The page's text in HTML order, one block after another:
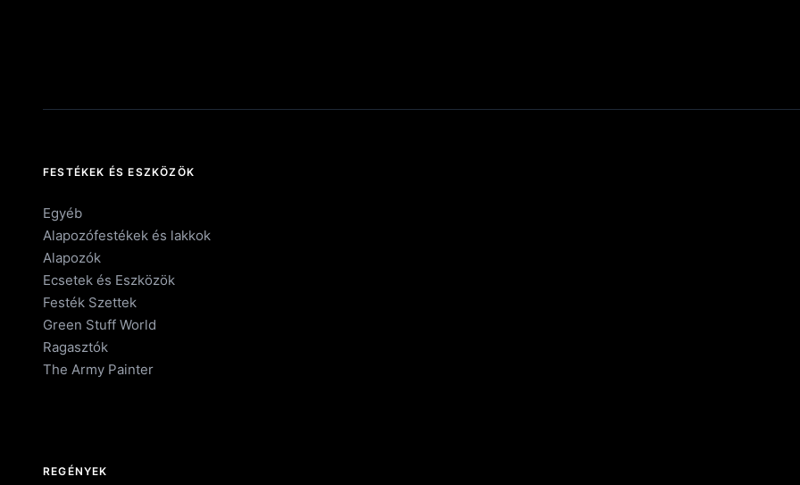
FESTÉKEK ÉS ESZKÖZÖK
Egyéb
Alapozófestékek és lakkok
Alapozók
Ecsetek és Eszközök
Festék Szettek
Green Stuff World
Ragasztók
The Army Painter
REGÉNYEK